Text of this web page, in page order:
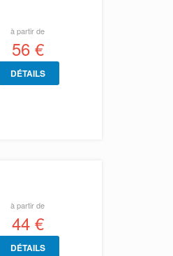
à partir de
56 €
DÉTAILS
à partir de
44 €
DÉTAILS